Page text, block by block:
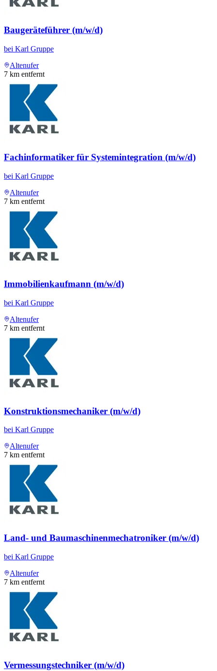
Baugeräteführer (m/w/d)
bei Karl Gruppe
Altenufer
7 km entfernt
Fachinformatiker für Systemintegration (m/w/d)
bei Karl Gruppe
Altenufer
7 km entfernt
Immobilienkaufmann (m/w/d)
bei Karl Gruppe
Altenufer
7 km entfernt
Konstruktionsmechaniker (m/w/d)
bei Karl Gruppe
Altenufer
7 km entfernt
Land- und Baumaschinenmechatroniker (m/w/d)
bei Karl Gruppe
Altenufer
7 km entfernt
Vermessungstechniker (m/w/d)